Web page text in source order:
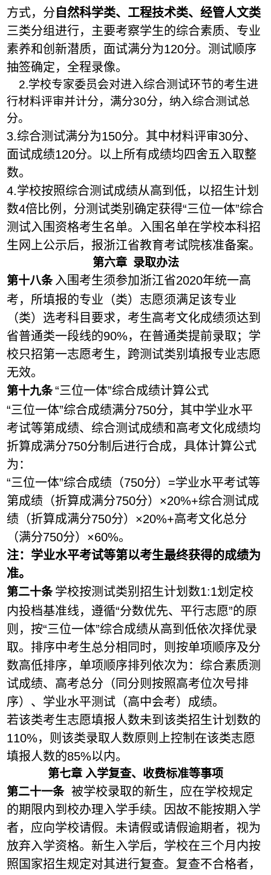
方式，分 自然科学类、工程技术类、经管人文类
三类分组进行，主要考察学生的综合素质、专业
素养和创新潜质，面试满分为120分。测试顺序
抽签确定，全程录像。
2.学校专家委员会对进入综合测试环节的考生进
行材料评审并计分，满分30分，纳入综合测试总
分。
3.综合测试满分为150分。其中材料评审30分、
面试成绩120分。以上所有成绩均四舍五入取整
数。
4.学校按照综合测试成绩从高到低，以招生计划
数4倍比例，分测试类别确定获得“三位一体”综合
测试入围资格考生名单。入围名单在学校本科招
生网上公示后，报浙江省教育考试院核准备案。
第六章 录取办法
第十八条 入围考生须参加浙江省2020年统一高
考，所填报的专业（类）志愿须满足该专业
（类）选考科目要求，考生高考文化成绩须达到
省普通类一段线的90%，在普通类提前录取；学
校只招第一志愿考生，跨测试类别填报专业志愿
无效。
第十九条“三位一体”综合成绩计算公式
“三位一体”综合成绩满分750分， 其中学业水平
考试等第成绩、 综合测试成绩和高考文化成绩均
折算成满分750分制后进行合成，具体计算公式
为：
“三位一体”综合成绩（750分） =学业水平考试等
第成绩（折算成满分750分）×20%+综合测试成
绩（折算成满分750分）×20%+高考文化总分
（满分750分）×60%。
注：学业水平考试等第以考生最终获得的成绩为
准。
第二十条 学校按测试类别招生计划数1:1划定校
内投档基准线，遵循“分数优先、平行志愿”的原
则，按“三位一体”综合成绩从高到低依次择优录
取。排序中考生总分相同时， 则按单项顺序及分
数高低排序，单项顺序排列依次为：综合素质测
试成绩、高考总分（同分则按照高考位次号排
序）、学业水平测试（高中会考）成绩。
若该类考生志愿填报人数未到该类招生计划数的
110%，则该类录取人数原则上控制在该类志愿
填报人数的85%以内。
第七章 入学复查、收费标准等事项
第二十一条被学校录取的新生，应在学校规定
的期限内到校办理入学手续。因故不能按期入学
者，应向学校请假。未请假或请假逾期者，视为
放弃入学资格。新生入学后，学校在三个月内按
照国家招生规定对其进行复查。复查不合格者，